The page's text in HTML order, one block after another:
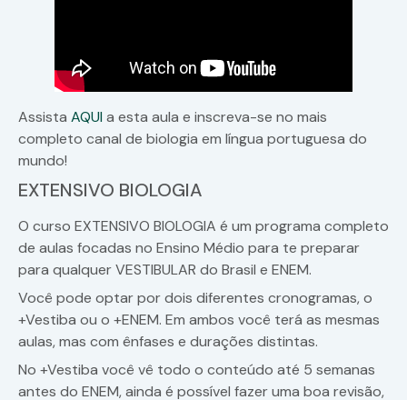
Assista AQUI a esta aula e inscreva-se no mais
completo canal de biologia em língua portuguesa do
mundo!
EXTENSIVO BIOLOGIA
O curso EXTENSIVO BIOLOGIA é um programa completo
de aulas focadas no Ensino Médio para te preparar
para qualquer VESTIBULAR do Brasil e ENEM.
Você pode optar por dois diferentes cronogramas, o
+Vestiba ou o +ENEM. Em ambos você terá as mesmas
aulas, mas com ênfases e durações distintas.
No +Vestiba você vê todo o conteúdo até 5 semanas
antes do ENEM, ainda é possível fazer uma boa revisão,